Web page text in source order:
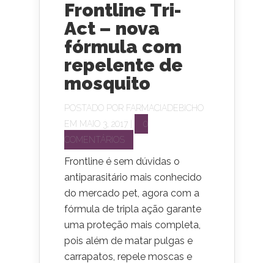
Frontline Tri-
Act – nova
fórmula com
repelente de
mosquito
POSTADO POR FARMACIADEBICHO
EM MAIO 3, 2017 |
0
COMENTÁRIOS
Frontline é sem dúvidas o
antiparasitário mais conhecido
do mercado pet, agora com a
fórmula de tripla ação garante
uma proteção mais completa,
pois além de matar pulgas e
carrapatos, repele moscas e